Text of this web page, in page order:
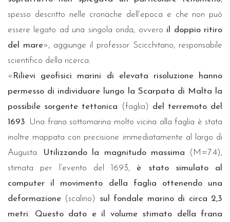
spesso descritto nelle cronache dell’epoca e che non può
essere legato ad una singola onda, ovvero il doppio ritiro
del mare», aggiunge il professor Scicchitano, responsabile
scientifico della ricerca.
« Rilievi geofisici marini di elevata risoluzione hanno
permesso di individuare lungo la Scarpata di Malta la
possibile sorgente tettonica (faglia) del terremoto del
1693. Una frana sottomarina molto vicina alla faglia è stata
inoltre mappata con precisione immediatamente al largo di
Augusta.
Utilizzando la magnitudo massima (M=7.4),
stimata per l’evento del 1693, è stato simulato al
computer il movimento della faglia ottenendo una
deformazione (scalino) sul fondale marino di circa 2,3
metri. Questo dato e il volume stimato della frana